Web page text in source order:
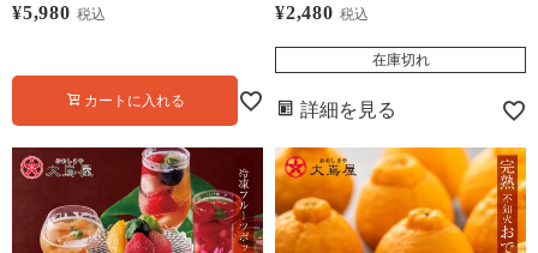
¥5,980 税込
カートに入れる
¥2,480 税込
在庫切れ
詳細を見る